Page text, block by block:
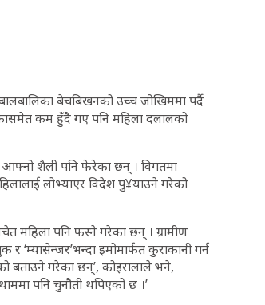
बेचबिखनको उच्च जोखिममा पर्दै
कम हुँदै गए पनि महिला दलालको
शैली पनि फेरेका छन् । विगतमा
लोभ्याएर विदेश पु¥याउने गरेको
महिला पनि फस्ने गरेका छन् । ग्रामीण
‘म्यासेन्जर’भन्दा इमोमार्फत कुराकानी गर्न
बताउने गरेका छन्’, कोइरालाले भने,
पनि चुनौती थपिएको छ ।’